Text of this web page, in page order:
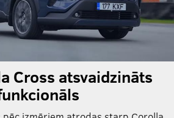
Cross atsvaidzināts